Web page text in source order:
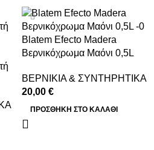
Blatem Efecto Madera
Βερνικόχρωμα Μαόνι 0,5L
ΒΕΡΝΙΚΙΑ & ΣΥΝΤΗΡΗΤΙΚΑ
20,00 €
ΠΡΟΣΘΉΚΗ ΣΤΟ ΚΑΛΆΘΙ